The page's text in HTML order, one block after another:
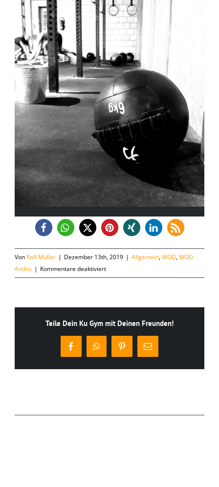
Von Ralf Müller | Dezember 13th, 2019 | Allgemein,WOD,WOD
Archiv | Kommentare deaktiviertfür
Freitag,
Teile Dein Ku Gym mit Deinen Freunden!
FacebookWhatsAppPinterest
E-
Mail